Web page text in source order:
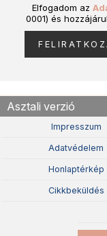
Elfogadom az
0001) és
Asztali verzió
Impresszum
Adatvédelem
Honlaptérkép
Cikkbeküldés